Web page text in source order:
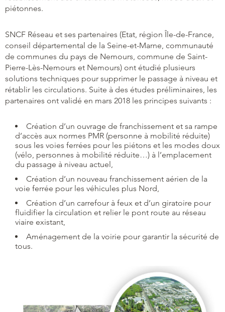
piétonnes.
SNCF Réseau et ses partenaires (Etat, région Île-de-France,
conseil départemental de la Seine-et-Marne, communauté
de communes du pays de Nemours, commune de Saint-
Pierre-Lès-Nemours et Nemours) ont étudié plusieurs
solutions techniques pour supprimer le passage à niveau et
rétablir les circulations. Suite à des études préliminaires, les
partenaires ont validé en mars 2018 les principes suivants :
Création d’un ouvrage de franchissement et sa rampe
d’accès aux normes PMR (personne à mobilité réduite)
sous les voies ferrées pour les piétons et les modes doux
(vélo, personnes à mobilité réduite…) à l’emplacement
du passage à niveau actuel,
Création d’un nouveau franchissement aérien de la
voie ferrée pour les véhicules plus Nord,
Création d’un carrefour à feux et d’un giratoire pour
fluidifier la circulation et relier le pont route au réseau
viaire existant,
Aménagement de la voirie pour garantir la sécurité de
tous.